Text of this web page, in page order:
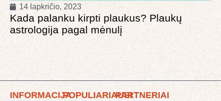
14 lapkričio, 2023
Kada palanku kirpti plaukus? Plaukų
astrologija pagal mėnulį
INFORMACIJAPOPULIARIAUSIPARTNERIAI